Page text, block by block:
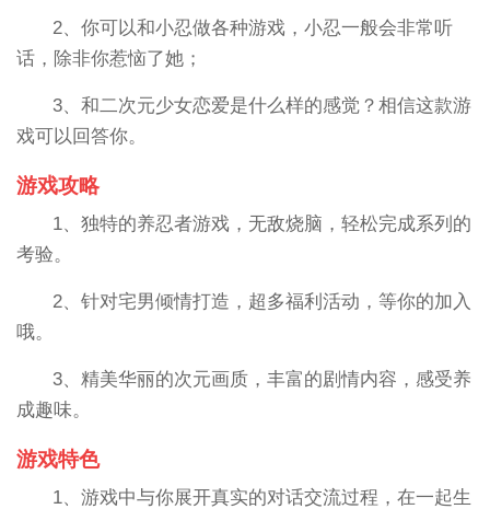
2、你可以和小忍做各种游戏，小忍一般会非常听
话，除非你惹恼了她；
3、和二次元少女恋爱是什么样的感觉？相信这款游
戏可以回答你。
游戏攻略
1、独特的养忍者游戏，无敌烧脑，轻松完成系列的
考验。
2、针对宅男倾情打造，超多福利活动，等你的加入
哦。
3、精美华丽的次元画质，丰富的剧情内容，感受养
成趣味。
游戏特色
1、游戏中与你展开真实的对话交流过程，在一起生